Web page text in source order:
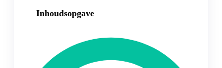
Inhoudsopgave